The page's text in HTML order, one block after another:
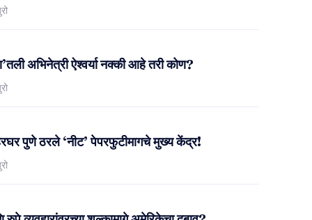
अभिनेत्री ऐश्वर्या नक्की आहे तरी कोण?
पुणे ठरले ‘नीट’ पेपरफुटीमागचे मुख्य केंद्र!